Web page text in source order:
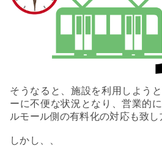
そうなると、施設を利用しよう
ーに不便な状況となり、営業的
ルモール側の有料化の対応も致し
しかし、、